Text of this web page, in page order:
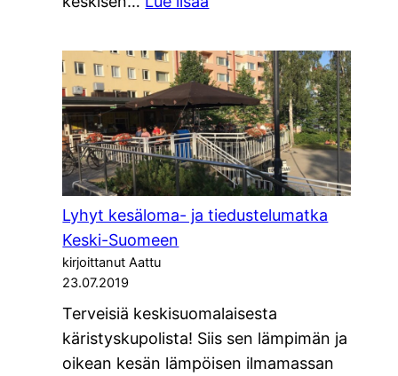
kaupungilla
ja
33
astetta
Lyhyt kesäloma- ja tiedustelumatka
Keski-Suomeen
kirjoittanut Aattu
23.07.2019
Terveisiä keskisuomalaisesta
käristyskupolista! Siis sen lämpimän ja
oikean kesän lämpöisen ilmamassan